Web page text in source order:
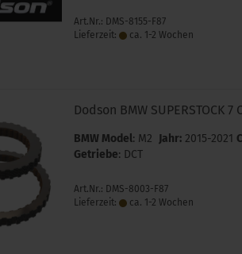
Art.Nr.: DMS-8155-F87
Lieferzeit:
ca. 1-2 Wochen
Dodson BMW SUPERSTOCK 7
BMW Model: M2 Jahr: 2015-2021
Getriebe: DCT
Art.Nr.: DMS-8003-F87
Lieferzeit:
ca. 1-2 Wochen